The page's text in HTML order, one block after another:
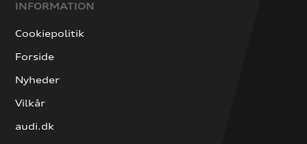
INFORMATION
Cookiepolitik
Forside
Nyheder
Vilkår
audi.dk